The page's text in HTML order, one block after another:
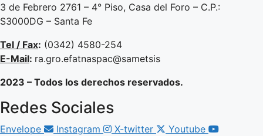
3 de Febrero 2761 – 4° Piso, Casa del Foro – C.P.:
S3000DG – Santa Fe
Tel / Fax: (0342) 4580-254
E-Mail: ra.gro.efatnaspac@sametsis
2023 – Todos los derechos reservados.
Redes Sociales
Envelope Instagram X-twitter
Youtube